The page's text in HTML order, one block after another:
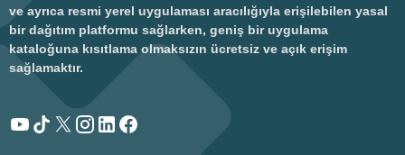
ve ayrıca resmi yerel uygulaması aracılığıyla erişilebilen yasal
bir dağıtım platformu sağlarken, geniş bir uygulama
kataloğuna kısıtlama olmaksızın ücretsiz ve açık erişim
sağlamaktır.